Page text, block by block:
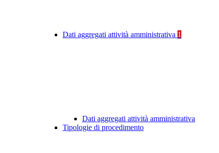
Dati aggregati attività amministrativa 1
Dati aggregati attività amministrativa
Tipologie di procedimento